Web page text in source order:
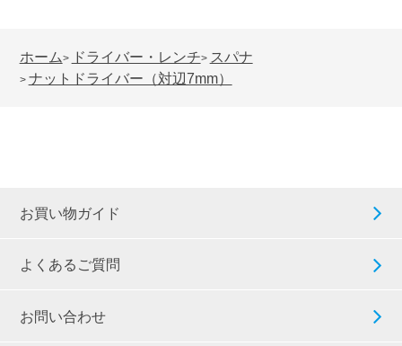
ホーム> ドライバー・レンチ> スパナ
> ナットドライバー（対辺7mm）
お買い物ガイド
よくあるご質問
お問い合わせ